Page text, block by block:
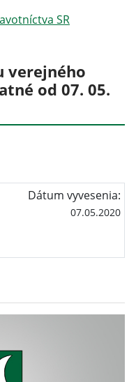
SR
verejného
od 07. 05.
Dátum vyvesenia:
07.05.2020